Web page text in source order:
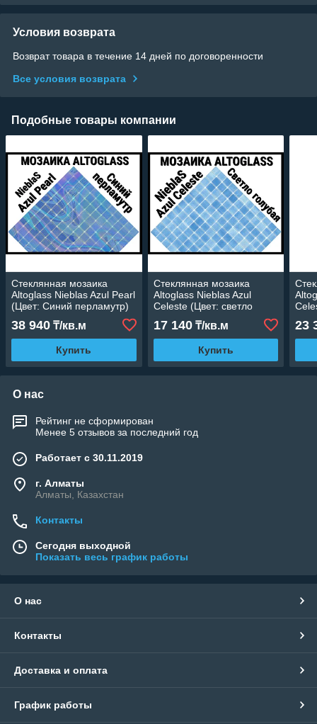
Условия возврата
Возврат товара в течение 14 дней по договоренности
Все условия возврата
Подобные товары компании
Стеклянная мозаика
Altoglass Nieblas Azul Pearl
(Цвет: Синий перламутр)
38 940 ₸/кв.м
Купить
Стеклянная мозаика
Altoglass Nieblas Azul
Celeste (Цвет: светло
17 140₸/кв.м
Купить
23
О нас
Рейтинг не сформирован
Менее 5 отзывов за последний год
Работает с 30.11.2019
г. Алматы
Алматы, Казахстан
Контакты
Сегодня выходной
Показать весь график работы
О нас
Контакты
Доставка и оплата
График работы